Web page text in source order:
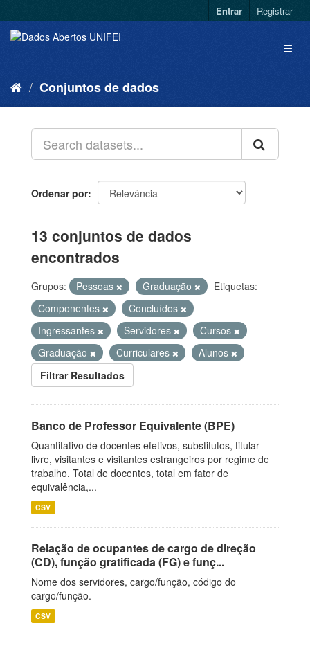
Entrar Registrar
Conjuntos de dados
Ordenar por
13 conjuntos de dados
encontrados
Grupos: Pessoas Graduação
Etiquetas:
Componentes
Concluídos
Ingressantes
Servidores
Cursos
Graduação
Curriculares
Alunos
Filtrar Resultados
Banco de Professor Equivalente (BPE)
Quantitativo de docentes efetivos, substitutos, titular-
livre, visitantes e visitantes estrangeiros por regime de
trabalho. Total de docentes, total em fator de
equivalência,...
CSV
Relação de ocupantes de cargo de direção
(CD), função gratificada (FG) e funç...
Nome dos servidores, cargo/função, código do
cargo/função.
CSV